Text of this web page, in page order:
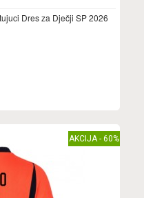
Dres za Dječji SP 2026
AKCIJA - 60%